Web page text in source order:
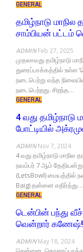
GENERAL
தமிழ்நாடு
சாம்பியன் பட்டம்
ADMINFeb 27, 2025
முதலாவது தமிழ்நாடு
துரைப்பாக்கத்தில் உள்ள
நடைபெற்று வந்த
நடைபெற்றது. சிறந்த…
GENERAL
4 வது தமிழ்நாடு
போட்டியில்
ADMINNov 7, 2024
4 வது தமிழ்நாடு மாநில
நவம்பர் 7 ஆம்
(LetsBowl) மையத்தில்
Baig) தன்னை எதிர்த்து…
GENERAL
டென்பின் பந்து
வென்றார் கணேஷ்!
ADMINMay 18, 2024